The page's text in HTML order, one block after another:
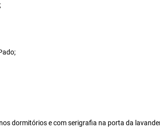
dormitórios e com serigrafia na porta da